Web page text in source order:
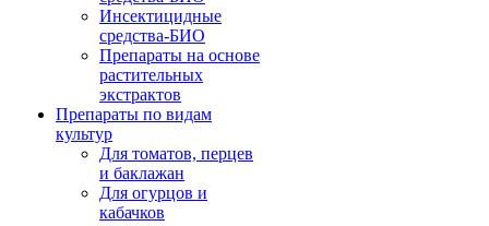
Инсектицидные
средства-БИО
Препараты на основе
растительных
экстрактов
Препараты по видам
культур
Для томатов, перцев
и баклажан
Для огурцов и
кабачков